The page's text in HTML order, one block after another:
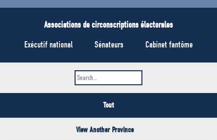
MÉDIAS
BÉNÉVOLE
ADHÉREZ
Associations de circonscriptions électorales
Exécutif national
Sénateurs Cabinet fantôme
Tout
View Another Province